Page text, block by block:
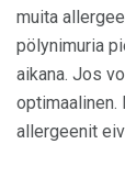
muita
pölynimuria
aikana. Jos
optimaalinen.
allergeenit